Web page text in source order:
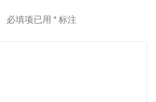
必填项已用 *标注